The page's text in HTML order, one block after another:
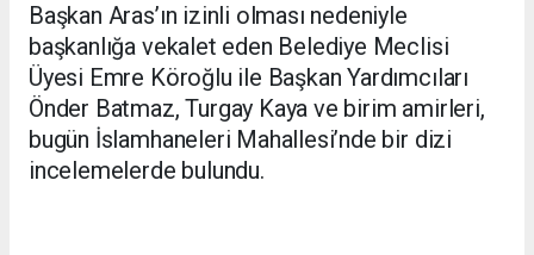
Başkan Aras’ın izinli olması nedeniyle
başkanlığa vekalet eden Belediye Meclisi
Üyesi Emre Köroğlu ile Başkan Yardımcıları
Önder Batmaz, Turgay Kaya ve birim amirleri,
bugün İslamhaneleri Mahallesi’nde bir dizi
incelemelerde bulundu.